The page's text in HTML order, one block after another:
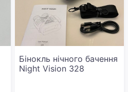
Бінокль нічного бачення
Night Vision 328